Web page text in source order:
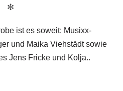
✻
ist es soweit: Musixx-
und Maika Viehstädt sowie
Jens Fricke und Kolja..